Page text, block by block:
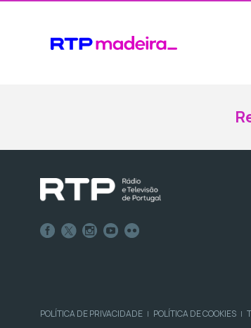
POLÍTICA DE PRIVACIDADE | POLÍTICA DE COOKIES |